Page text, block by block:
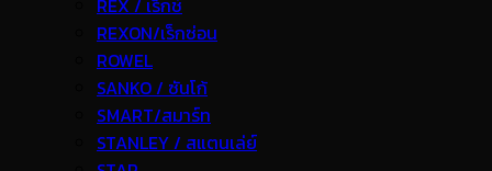
REX / เร็กช์
REXON/เร็กซ่อน
ROWEL
SANKO / ซันโก้
SMART/สมาร์ท
STANLEY / สแตนเล่ย์